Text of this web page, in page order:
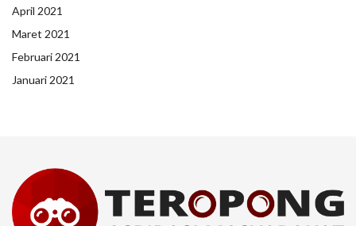
April 2021
Maret 2021
Februari 2021
Januari 2021